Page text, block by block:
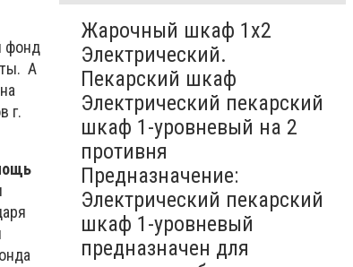
фонд
А
г.
Жарочный шкаф 1х2
Электрический.
Пекарский шкаф
Электрический пекарский
шкаф 1-уровневый на 2
противня
Предназначение:
Электрический пекарский
шкаф 1-уровневый
предназначен для